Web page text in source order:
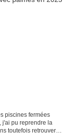
piscines fermées
j'ai pu reprendre la
toutefois retrouver